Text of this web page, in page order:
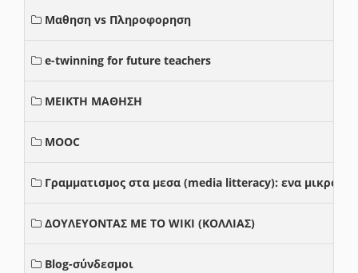
Μαθηση vs Πληροφορηση
e-twinning for future teachers
ΜΕΙΚΤΗ ΜΑΘΗΣΗ
MOOC
Γραμματισμος στα μεσα (media litteracy): ενα μικρο
ΔΟΥΛΕΥΟΝΤΑΣ ΜΕ ΤΟ WIKI (ΚΟΛΛΙΑΣ)
Blog-σύνδεσμοι